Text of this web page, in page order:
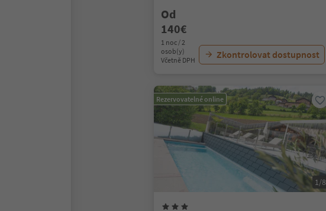
Od
140€
1 noc / 2
osob(y)
Včetně DPH
Zkontrolovat dostupnost
Rezervovatelné online
1/8